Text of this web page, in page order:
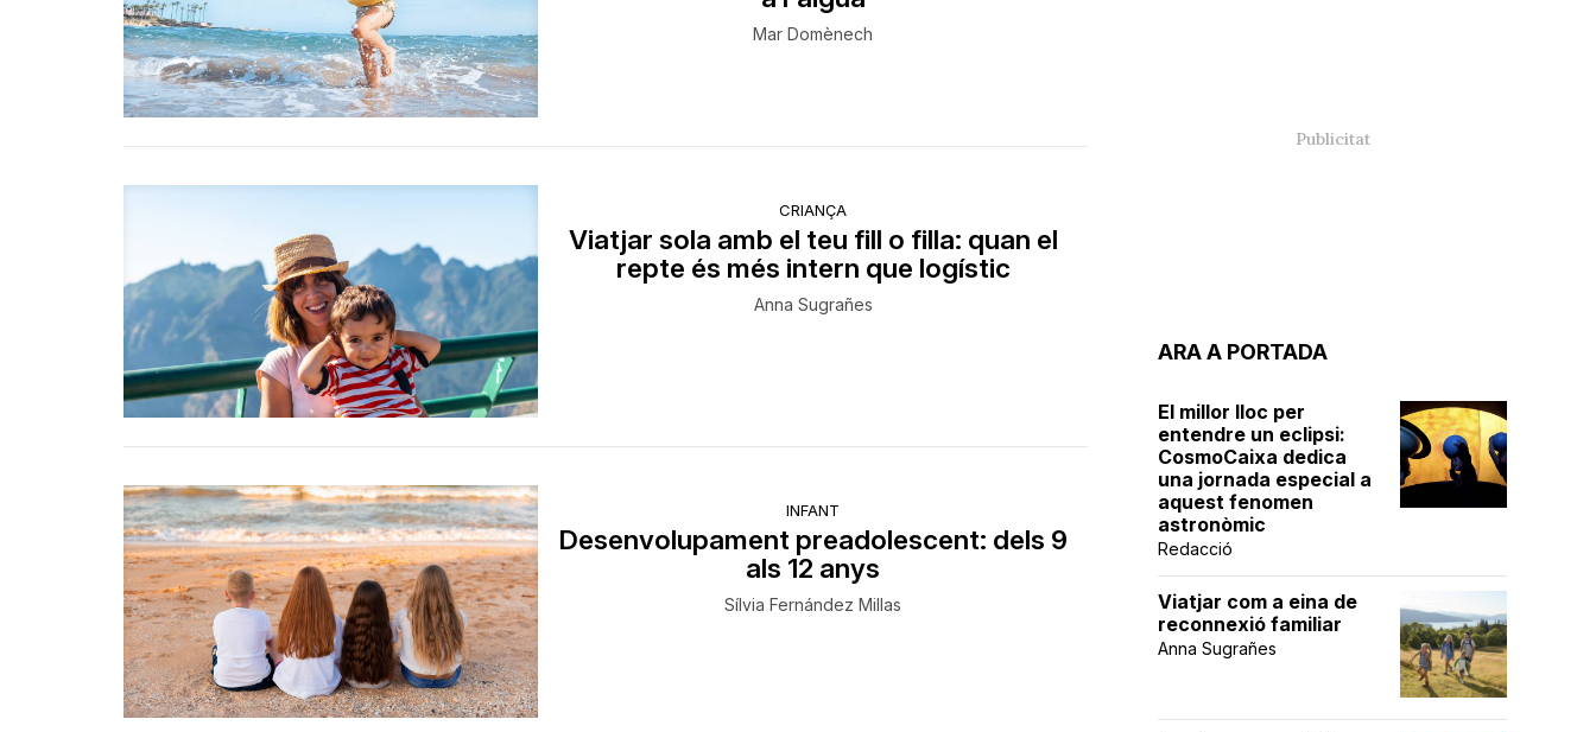
Mar Domènech
CRIANÇA
Viatjar sola amb el teu fill o filla: quan el
repte és més intern que logístic
Anna Sugrañes
INFANT
Desenvolupament preadolescent: dels 9
als 12 anys
Sílvia Fernández Millas
ARA A PORTADA
El millor lloc per
entendre un eclipsi:
CosmoCaixa dedica
una jornada especial a
aquest fenomen
astronòmic
Redacció
Viatjar com a eina de
reconnexió familiar
Anna Sugrañes